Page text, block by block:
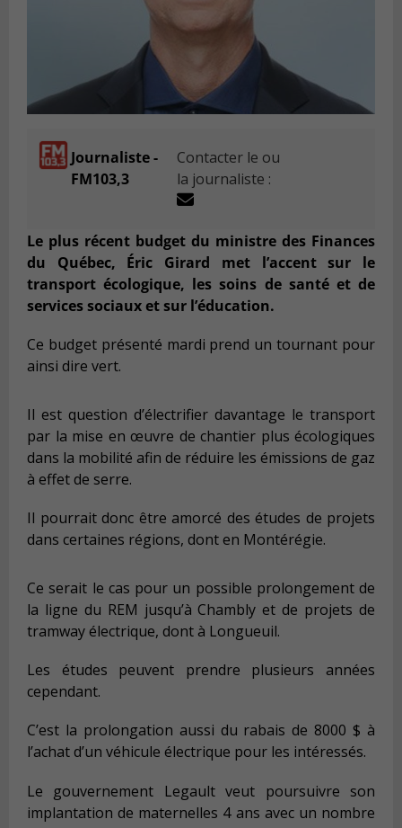
Journaliste -
FM103,3
Contacter le ou
la journaliste :
Le plus récent budget du ministre des Finances
du Québec, Éric Girard met l’accent sur le
transport écologique, les soins de santé et de
services sociaux et sur l’éducation.
Ce budget présenté mardi prend un tournant pour
ainsi dire vert.
Il est question d’électrifier davantage le transport
par la mise en œuvre de chantier plus écologiques
dans la mobilité afin de réduire les émissions de gaz
à effet de serre.
Il pourrait donc être amorcé des études de projets
dans certaines régions, dont en Montérégie.
Ce serait le cas pour un possible prolongement de
la ligne du REM jusqu’à Chambly et de projets de
tramway électrique, dont à Longueuil.
Les études peuvent prendre plusieurs années
cependant.
C’est la prolongation aussi du rabais de 8000 $ à
l’achat d’un véhicule électrique pour les intéressés.
Le gouvernement Legault veut poursuivre son
implantation de maternelles 4 ans avec un nombre